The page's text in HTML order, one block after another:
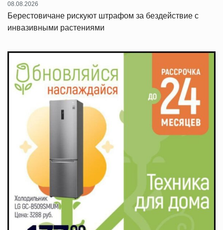
08.08.2026
Берестовичане рискуют штрафом за бездействие с
инвазивными растениями